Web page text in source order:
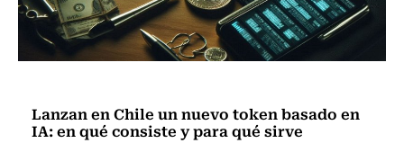
Lanzan en Chile un nuevo token basado en
IA: en qué consiste y para qué sirve